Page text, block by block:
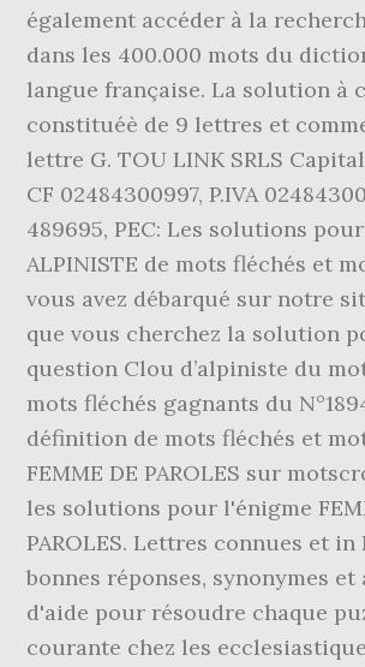
également accéder à la
dans les 400.000 mots du
langue française. La solution à
constituéè de 9 lettres et
lettre G. TOU LINK SRLS
CF 02484300997, P.IVA
489695, PEC: Les solutions pour
ALPINISTE de mots fléchés et
vous avez débarqué sur notre
que vous cherchez la solution
question Clou d’alpiniste du
mots fléchés gagnants du
définition de mots fléchés et
FEMME DE PAROLES sur
les solutions pour l'énigme
PAROLES. Lettres connues et
bonnes réponses, synonymes
d'aide pour résoudre chaque
courante chez les